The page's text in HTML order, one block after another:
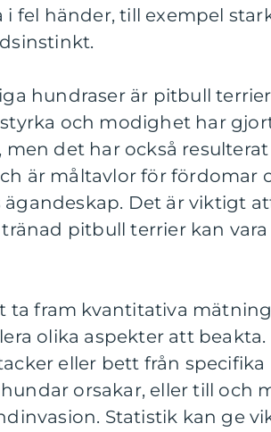
i fel händer, till exempel
hundraser är pitbull
styrka och modighet har
det har också
är måltavlor för fördomar
ägandeskap. Det är viktigt
pitbull terrier kan
ta fram kvantitativa
olika aspekter att
eller bett från specifika
orsakar, eller till och
Statistik kan ge